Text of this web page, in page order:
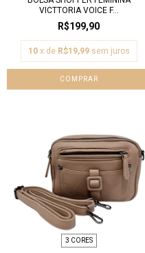
VICTTORIA VOICE F...
R$199,90
10 x de R$19,99 sem juros
COMPRAR
3 CORES